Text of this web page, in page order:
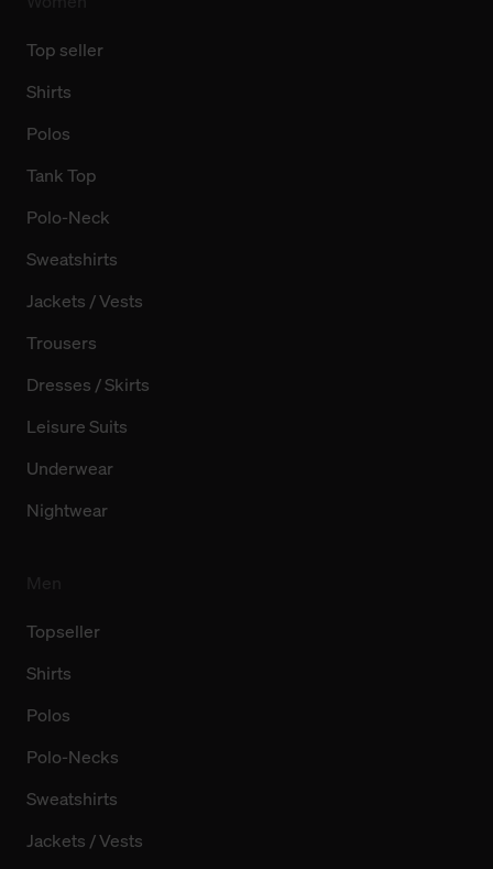
Top seller
Shirts
Polos
Tank Top
Polo-Neck
Sweatshirts
Jackets / Vests
Trousers
Dresses / Skirts
Leisure Suits
Underwear
Nightwear
Topseller
Shirts
Polos
Polo-Necks
Sweatshirts
Jackets / Vests